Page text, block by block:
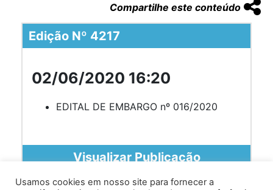
Compartilhe este conteúdo
Edição Nº 4217
02/06/2020 16:20
EDITAL DE EMBARGO nº 016/2020
Visualizar Publicação
Usamos cookies em nosso site para fornecer a